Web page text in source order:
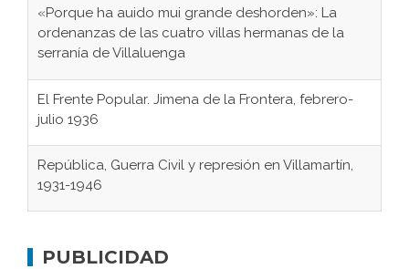
«Porque ha auido mui grande deshorden»: La
ordenanzas de las cuatro villas hermanas de la
serranía de Villaluenga
El Frente Popular. Jimena de la Frontera, febrero-
julio 1936
República, Guerra Civil y represión en Villamartín,
1931-1946
concentración nazis
PUBLICIDAD